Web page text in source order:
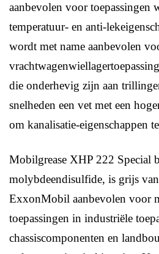
aanbevolen voor toepassingen
temperatuur- en anti-
wordt met name aanbevolen
die onderhevig zijn aan
snelheden een vet met een
om kanalisatie-eigenschappen
Mobilgrease XHP 222 Special
molybdeendisulfide, is grijs
ExxonMobil aanbevolen voor
toepassingen in industriële
chassiscomponenten en